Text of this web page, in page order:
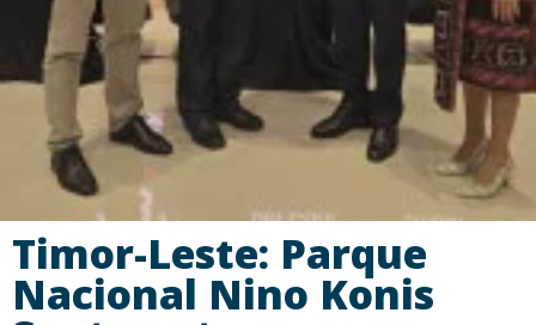
Timor-Leste: Parque
Nacional Nino Konis